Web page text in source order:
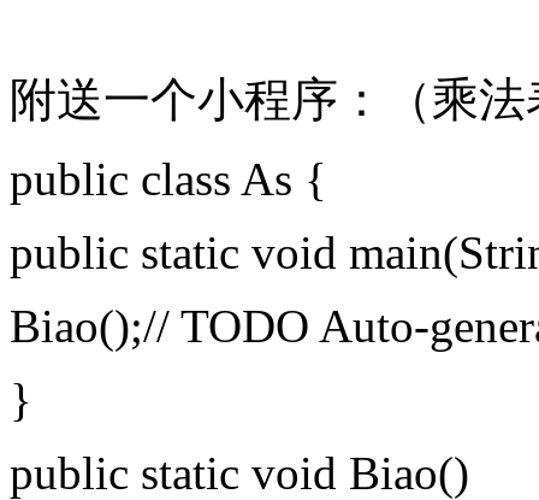
附送一个小程序：（乘法
public class As {
public static void
Biao();// TODO Auto-
}
public static void Biao()